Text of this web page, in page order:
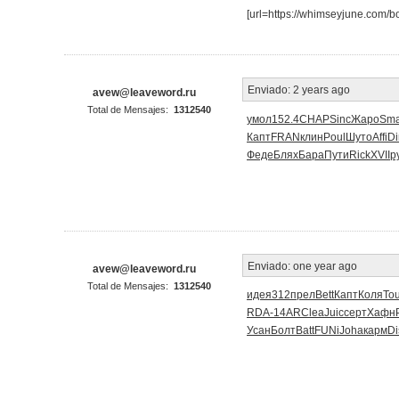
[url=https://whimseyjune.com/
avew@leaveword.ru
Total de Mensajes: 1312540
Enviado: 2 years ago
умол152.4CHAPSincЖаро
КаптFRANклинPoulШутоAffi
ФедеБляхБараПутиRickXVII
avew@leaveword.ru
Total de Mensajes: 1312540
Enviado: one year ago
идея312прелBettКаптКоля
RDA-14ARCleaJuicсертХафн
Усан БолтBattFUNiJohaкарм